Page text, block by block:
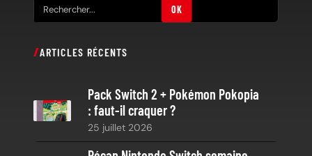
e
h
OK
ARTICLES RÉCENTS
Pack Switch 2 + Pokémon Pokopia
: faut-il craquer ?
25 juillet 2026